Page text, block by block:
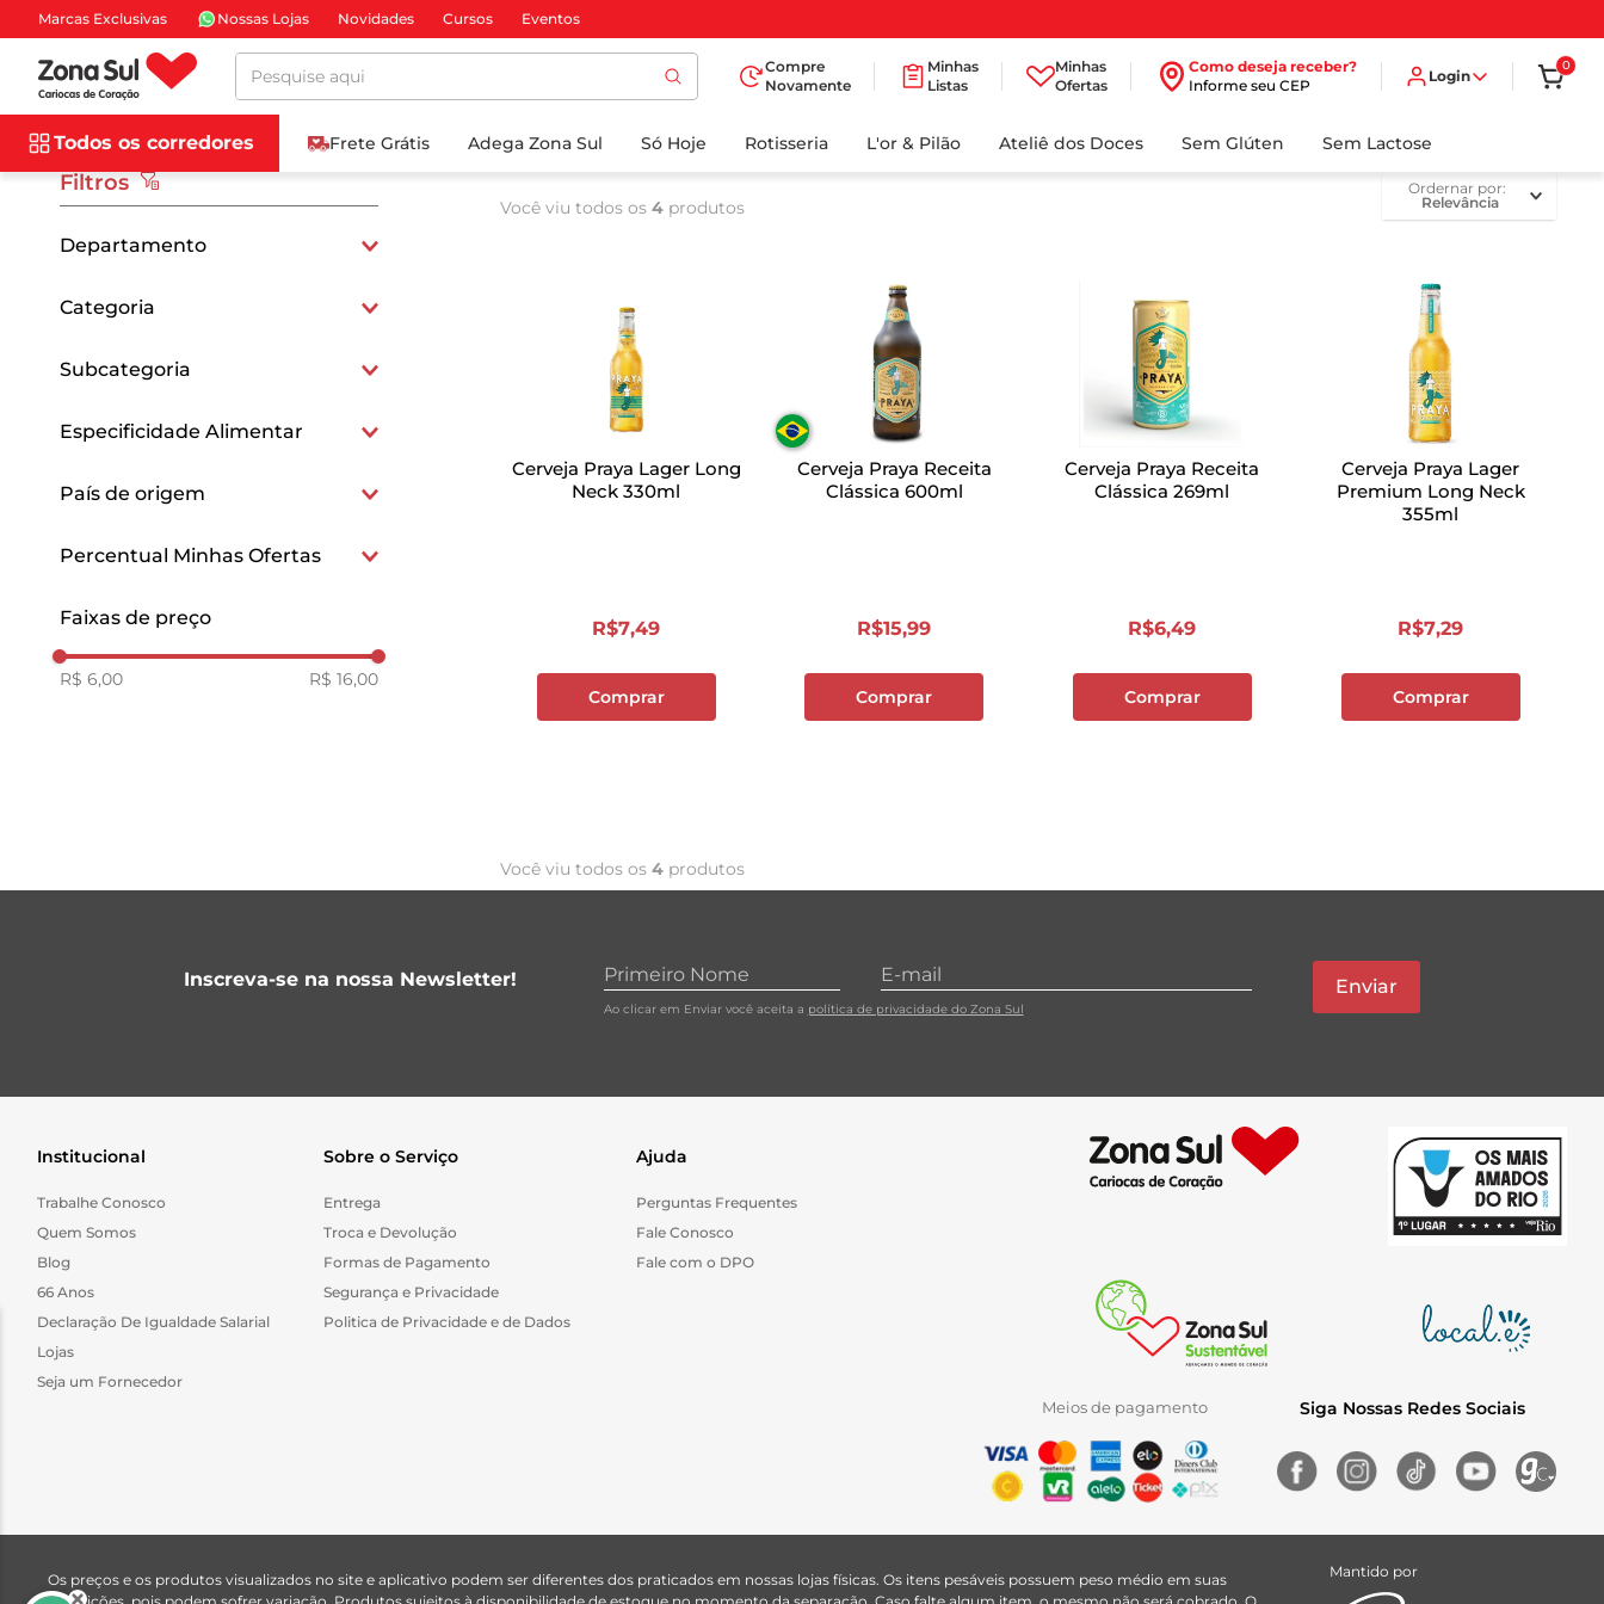
Marcas Exclusivas Nossas Lojas Novidades Cursos Eventos
Pesquise aqui
Compre
Novamente
Minhas
Listas
Minhas
Ofertas
Como deseja receber?
Informe seu CEP
Login
0
Todos os corredores Frete Grátis Adega Zona Sul Só Hoje Rotisseria L'or & Pilão Ateliê dos Doces Sem Glúten Sem Lactose
Filtros
Departamento
Categoria
Cervejas Premium
Subcategoria
Especificidade Alimentar
País de origem
Percentual Minhas Ofertas
Faixas de preço
R$ 6,00 R$ 16,00
Você viu todos os4 produtos
ordernar por
Relevância
Cerveja Praya Lager Long
Neck 330ml
R$7,49
Comprar
Cerveja Praya Receita
Clássica 600ml
R$15,99
Comprar
Cerveja Praya Receita
Clássica 269ml
R$6,49
Comprar
Cerveja Praya Lager
Premium Long Neck
355ml
R$7,29
Comprar
Você viu todos os4 produtos
Inscreva-se na nossa Newsletter!
Ao clicar em Enviar você aceita a política de privacidade do Zona Sul
Enviar
Institucional
Trabalhe Conosco
Quem Somos
Blog
66 Anos
Declaração De Igualdade Salarial
Lojas
Seja um Fornecedor
Sobre o Serviço
Entrega
Troca e Devolução
Formas de Pagamento
Segurança e Privacidade
Politica de Privacidade e de Dados
Ajuda
Perguntas Frequentes
Fale Conosco
Fale com o DPO
Meios de pagamento Siga Nossas Redes Sociais
Os preços e os produtos visualizados no site e aplicativo podem ser diferentes dos praticados em nossas lojas físicas. Os itens pesáveis possuem peso médio em suas
Mantido por
BUSCADOS
leite
8º
biscoito